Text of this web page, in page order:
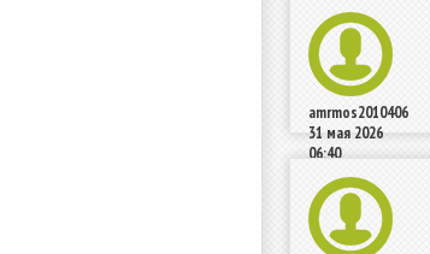
amrmos2010406
31 мая 2026
06:40